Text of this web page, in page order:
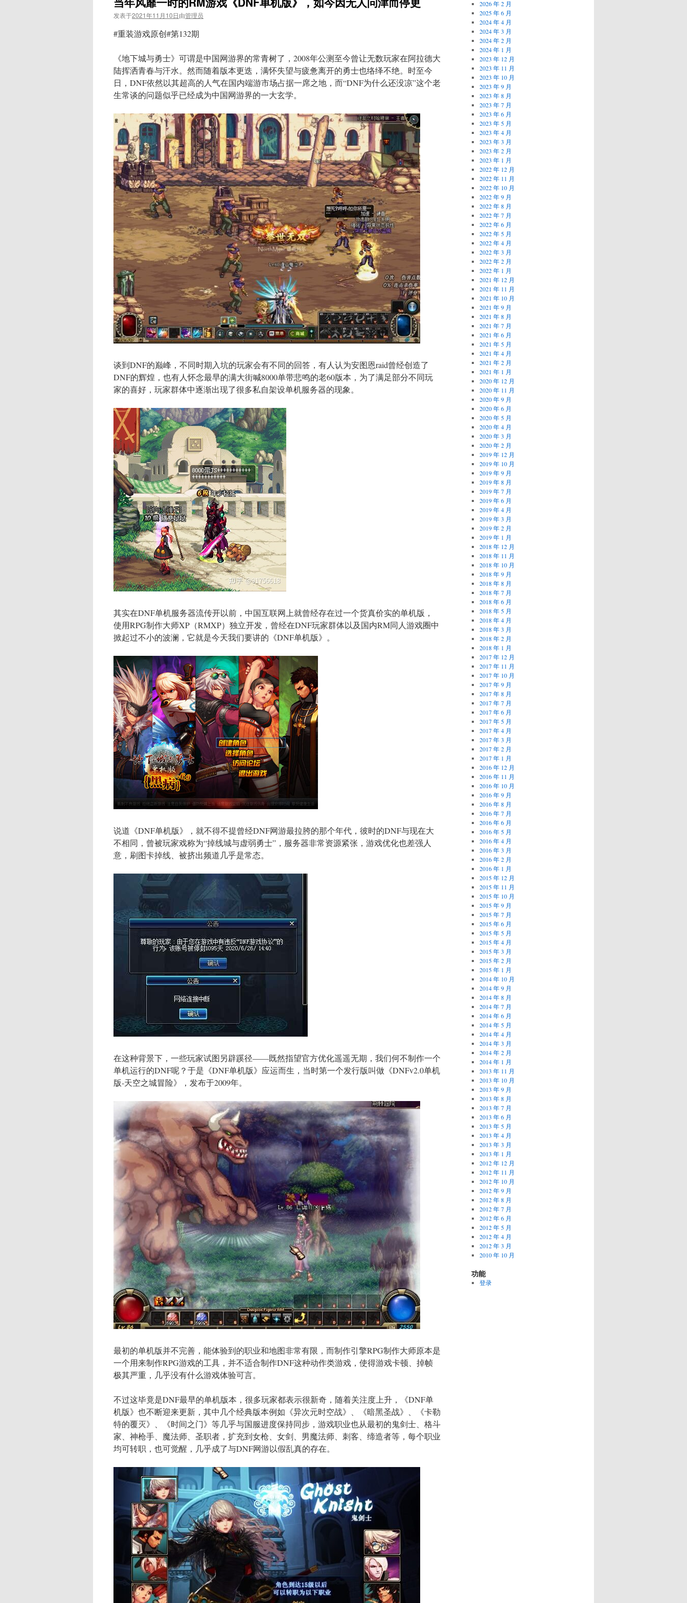
发表于2021年11月10日由管理员
#重装游戏原创#第132期
《地下城与勇士》可谓是中国网游界的常青树了，2008年公测至今曾让无数玩家在阿拉德大
陆挥洒青春与汗水。然而随着版本更迭，满怀失望与疲惫离开的勇士也络绎不绝。时至今
日，DNF依然以其超高的人气在国内端游市场占据一席之地，而“DNF为什么还没凉”这个老
生常谈的问题似乎已经成为中国网游界的一大玄学。
谈到DNF的巅峰，不同时期入坑的玩家会有不同的回答，有人认为安图恩raid曾经创造了
DNF的辉煌，也有人怀念最早的满大街喊8000单带悲鸣的老60版本，为了满足部分不同玩
家的喜好，玩家群体中逐渐出现了很多私自架设单机服务器的现象。
其实在DNF单机服务器流传开以前，中国互联网上就曾经存在过一个货真价实的单机版，
使用RPG制作大师XP（RMXP）独立开发，曾经在DNF玩家群体以及国内RM同人游戏圈中
掀起过不小的波澜，它就是今天我们要讲的《DNF单机版》。
说道《DNF单机版》，就不得不提曾经DNF网游最拉胯的那个年代，彼时的DNF与现在大
不相同，曾被玩家戏称为“掉线城与虚弱勇士”，服务器非常资源紧张，游戏优化也差强人
意，刷图卡掉线、被挤出频道几乎是常态。
在这种背景下，一些玩家试图另辟蹊径——既然指望官方优化遥遥无期，我们何不制作一个
单机运行的DNF呢？于是《DNF单机版》应运而生，当时第一个发行版叫做《DNFv2.0单机
版-天空之城冒险》，发布于2009年。
最初的单机版并不完善，能体验到的职业和地图非常有限，而制作引擎RPG制作大师原本是
一个用来制作RPG游戏的工具，并不适合制作DNF这种动作类游戏，使得游戏卡顿、掉帧
极其严重，几乎没有什么游戏体验可言。
不过这毕竟是DNF最早的单机版本，很多玩家都表示很新奇，随着关注度上升，《DNF单
机版》也不断迎来更新，其中几个经典版本例如《异次元时空战》、《暗黑圣战》、《卡勒
特的覆灭》、《时间之门》等几乎与国服进度保持同步，游戏职业也从最初的鬼剑士、格斗
家、神枪手、魔法师、圣职者，扩充到女枪、女剑、男魔法师、刺客、缔造者等，每个职业
均可转职，也可觉醒，几乎成了与DNF网游以假乱真的存在。
2026 年 2 月
2025 年 6 月
2024 年 4 月
2024 年 3 月
2024 年 2 月
2024 年 1 月
2023 年 12 月
2023 年 11 月
2023 年 10 月
2023 年 9 月
2023 年 8 月
2023 年 7 月
2023 年 6 月
2023 年 5 月
2023 年 4 月
2023 年 3 月
2023 年 2 月
2023 年 1 月
2022 年 12 月
2022 年 11 月
2022 年 10 月
2022 年 9 月
2022 年 8 月
2022 年 7 月
2022 年 6 月
2022 年 5 月
2022 年 4 月
2022 年 3 月
2022 年 2 月
2022 年 1 月
2021 年 12 月
2021 年 11 月
2021 年 10 月
2021 年 9 月
2021 年 8 月
2021 年 7 月
2021 年 6 月
2021 年 5 月
2021 年 4 月
2021 年 2 月
2021 年 1 月
2020 年 12 月
2020 年 11 月
2020 年 9 月
2020 年 6 月
2020 年 5 月
2020 年 4 月
2020 年 3 月
2020 年 2 月
2019 年 12 月
2019 年 10 月
2019 年 9 月
2019 年 8 月
2019 年 7 月
2019 年 6 月
2019 年 4 月
2019 年 3 月
2019 年 2 月
2019 年 1 月
2018 年 12 月
2018 年 11 月
2018 年 10 月
2018 年 9 月
2018 年 8 月
2018 年 7 月
2018 年 6 月
2018 年 5 月
2018 年 4 月
2018 年 3 月
2018 年 2 月
2018 年 1 月
2017 年 12 月
2017 年 11 月
2017 年 10 月
2017 年 9 月
2017 年 8 月
2017 年 7 月
2017 年 6 月
2017 年 5 月
2017 年 4 月
2017 年 3 月
2017 年 2 月
2017 年 1 月
2016 年 12 月
2016 年 11 月
2016 年 10 月
2016 年 9 月
2016 年 8 月
2016 年 7 月
2016 年 6 月
2016 年 5 月
2016 年 4 月
2016 年 3 月
2016 年 2 月
2016 年 1 月
2015 年 12 月
2015 年 11 月
2015 年 10 月
2015 年 9 月
2015 年 7 月
2015 年 6 月
2015 年 5 月
2015 年 4 月
2015 年 3 月
2015 年 2 月
2015 年 1 月
2014 年 10 月
2014 年 9 月
2014 年 8 月
2014 年 7 月
2014 年 6 月
2014 年 5 月
2014 年 4 月
2014 年 3 月
2014 年 2 月
2014 年 1 月
2013 年 11 月
2013 年 10 月
2013 年 9 月
2013 年 8 月
2013 年 7 月
2013 年 6 月
2013 年 5 月
2013 年 4 月
2013 年 3 月
2013 年 1 月
2012 年 12 月
2012 年 11 月
2012 年 10 月
2012 年 9 月
2012 年 8 月
2012 年 7 月
2012 年 6 月
2012 年 5 月
2012 年 4 月
2012 年 3 月
2010 年 10 月
功能
登录